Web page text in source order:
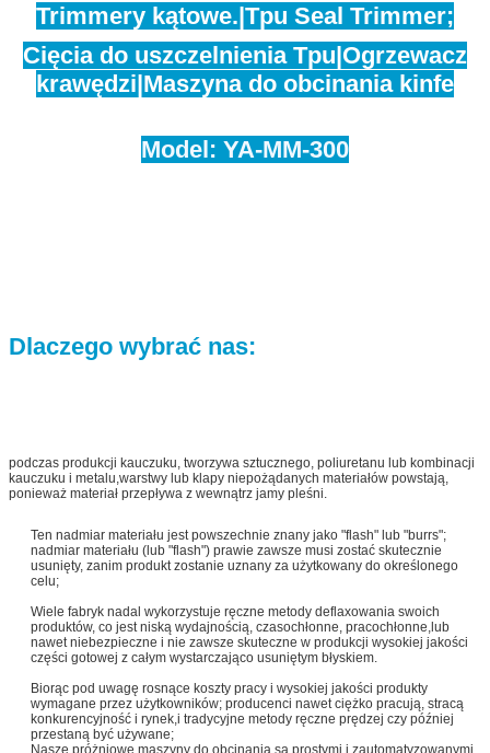
Trimmery kątowe.|Tpu Seal Trimmer;
Cięcia do uszczelnienia Tpu|Ogrzewacz
krawędzi|Maszyna do obcinania kinfe
Model: YA-MM-300
Dlaczego wybrać nas:
podczas produkcji kauczuku, tworzywa sztucznego, poliuretanu lub kombinacji
kauczuku i metalu,warstwy lub klapy niepożądanych materiałów powstają,
ponieważ materiał przepływa z wewnątrz jamy pleśni.
Ten nadmiar materiału jest powszechnie znany jako "flash" lub "burrs";
nadmiar materiału (lub "flash") prawie zawsze musi zostać skutecznie
usunięty, zanim produkt zostanie uznany za użytkowany do określonego
celu;
Wiele fabryk nadal wykorzystuje ręczne metody deflaxowania swoich
produktów, co jest niską wydajnością, czasochłonne, pracochłonne,lub
nawet niebezpieczne i nie zawsze skuteczne w produkcji wysokiej jakości
części gotowej z całym wystarczająco usuniętym błyskiem.
Biorąc pod uwagę rosnące koszty pracy i wysokiej jakości produkty
wymagane przez użytkowników; producenci nawet ciężko pracują, stracą
konkurencyjność i rynek,i tradycyjne metody ręczne prędzej czy później
przestaną być używane;
Nasze próżniowe maszyny do obcinania są prostymi i zautomatyzowanymi